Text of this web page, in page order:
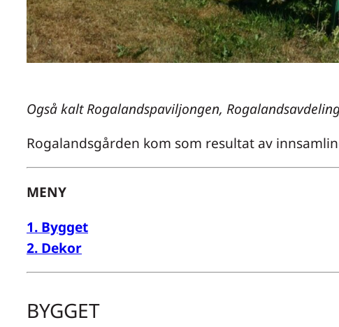
Også kalt Rogalandspaviljongen,
Rogalandsgården kom som resultat av
MENY
1. Bygget
2. Dekor
BYGGET